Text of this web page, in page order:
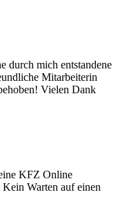
durch mich entstandene
Mitarbeiterin
Vielen Dank
KFZ Online
Warten auf einen